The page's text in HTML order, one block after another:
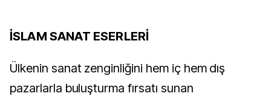
İSLAM SANAT ESERLERİ
Ülkenin sanat zenginliğini hem iç hem dış
pazarlarla buluşturma fırsatı sunan